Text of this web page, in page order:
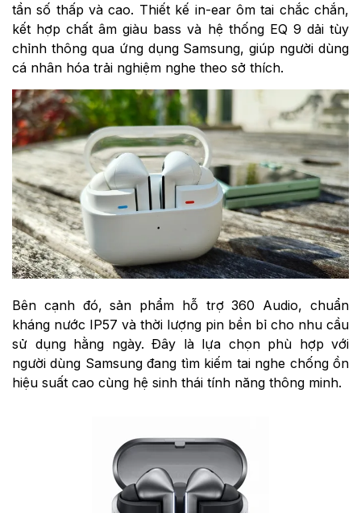
tần số thấp và cao. Thiết kế in-ear ôm tai chắc chắn,
kết hợp chất âm giàu bass và hệ thống EQ 9 dải tùy
chỉnh thông qua ứng dụng Samsung, giúp người dùng
cá nhân hóa trải nghiệm nghe theo sở thích.
Bên cạnh đó, sản phẩm hỗ trợ 360 Audio, chuẩn
kháng nước IP57 và thời lượng pin bền bỉ cho nhu cầu
sử dụng hằng ngày. Đây là lựa chọn phù hợp với
người dùng Samsung đang tìm kiếm tai nghe chống ồn
hiệu suất cao cùng hệ sinh thái tính năng thông minh.